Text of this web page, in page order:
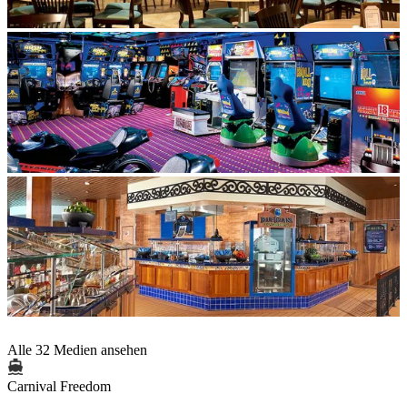
Alle 32 Medien ansehen
Carnival Freedom